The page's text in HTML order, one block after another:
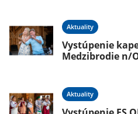
Aktuality
Vystúpenie
Medzibrodie n/
Aktuality